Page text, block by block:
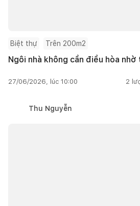
Biệt thự Trên 200m2
Ngôi nhà không cần điều hòa
27/06/2026, lúc 10:00 2
Thu Nguyễn